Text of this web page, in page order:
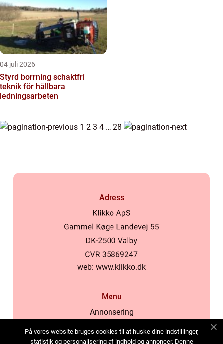
04 juli 2026
Styrd borrning schaktfri
teknik för hållbara
ledningsarbeten
1 2 3 4 … 28
Adress
web: www.klikko.dk
Menu
Annonsering
Cookies
På vores website bruges cookies til at huske dine indstillinger,
statistik og personalisering af indhold og annoncer. Denne